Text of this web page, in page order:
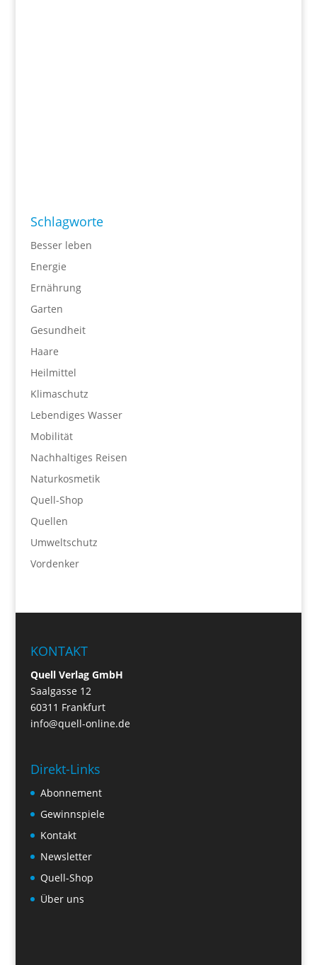
Schlagworte
Besser leben
Energie
Ernährung
Garten
Gesundheit
Haare
Heilmittel
Klimaschutz
Lebendiges Wasser
Mobilität
Nachhaltiges Reisen
Naturkosmetik
Quell-Shop
Quellen
Umweltschutz
Vordenker
KONTAKT
Quell Verlag GmbH
Saalgasse 12
60311 Frankfurt
info@quell-online.de
Direkt-Links
Abonnement
Gewinnspiele
Kontakt
Newsletter
Quell-Shop
Über uns